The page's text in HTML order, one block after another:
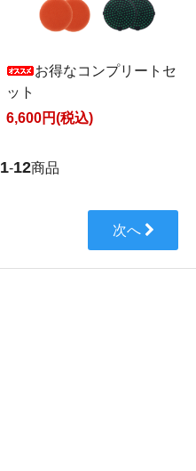
お得なコンプリートセ
ット
6,600円(税込)
1-12商品
次へ